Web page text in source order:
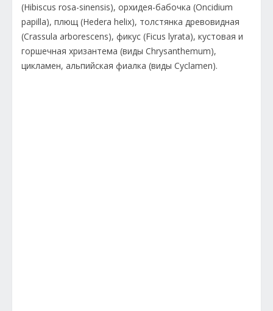
(Hibiscus rosa-sinensis), орхидея-бабочка (Oncidium
papilla), плющ (Hedera helix), толстянка древовидная
(Crassula arborescens), фикус (Ficus lyrata), кустовая и
горшечная хризантема (виды Chrysanthemum),
цикламен, альпийская фиалка (виды Cyclamen).